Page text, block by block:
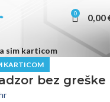
0 0,00
sim karticom
KARTICOM
bez greške